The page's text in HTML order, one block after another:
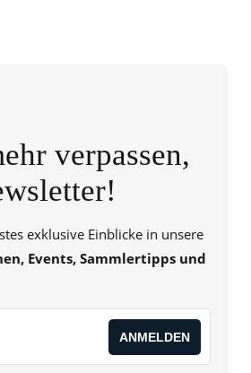
verpassen,
exklusive Einblicke in unsere
Events, Sammlertipps und